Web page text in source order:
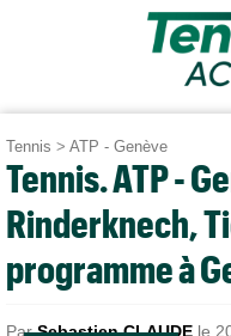
Tennis > ATP - Genève
Tennis. ATP -
Rinderknech,
programme à
ParSebastien CLAUDE le